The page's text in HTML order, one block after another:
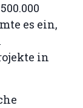
es ein,
in